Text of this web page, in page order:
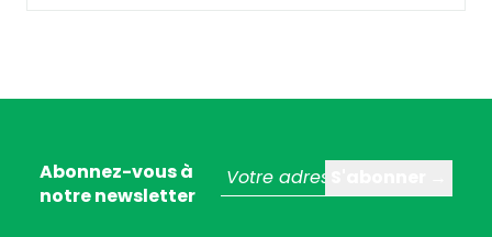
Abonnez-vous à
notre newsletter